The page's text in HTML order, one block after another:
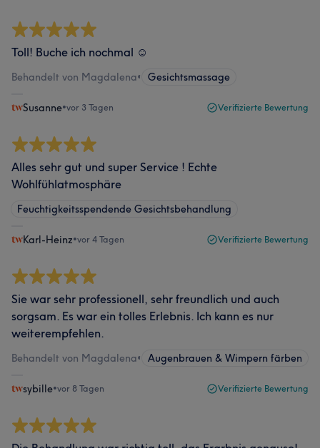
Toll! Buche ich nochmal ☺️
Behandelt von Magdalena• Gesichtsmassage
Susanne•vor 3 Tagen Verifizierte Bewertung
Alles sehr gut und super Service ! Echte
Wohlfühlatmosphäre
Feuchtigkeitsspendende Gesichtsbehandlung
Karl-Heinz•vor 4 Tagen Verifizierte Bewertung
Sie war sehr professionell, sehr freundlich und auch
sorgsam. Es war ein tolles Erlebnis. Ich kann es nur
weiterempfehlen.
Behandelt von Magdalena• Augenbrauen & Wimpern färben
sybille•vor 8 Tagen Verifizierte Bewertung